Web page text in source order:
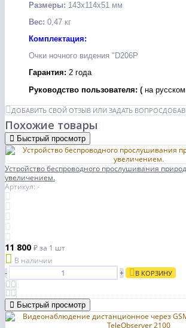
Размеры: 143х114х51 мм
Вес: 0,47 кг
Комплектация:
Очки ночного видения "D206P
Гарантия: 2 года
Руководство пользователя: ( на
ДОБАВИТЬ СВОЙ ОТЗЫВ ИЛИ ЗАДАТЬ ВОПРОС
Похожие товары
Быстрый просмотр
Устройство беспроводного прослушивания
увеличением.
Артикул: -
11 800 ₽за 1 шт
В наличии
-
+ В КОРЗИНУ
Быстрый просмотр